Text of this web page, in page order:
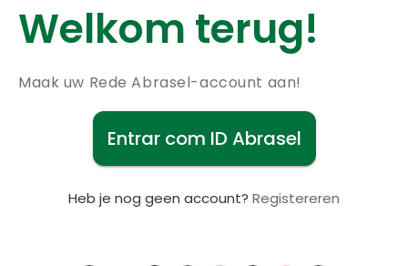
Welkom terug!
Maak uw Rede Abrasel-account aan!
Entrar com ID Abrasel
Heb je nog geen account? Registereren